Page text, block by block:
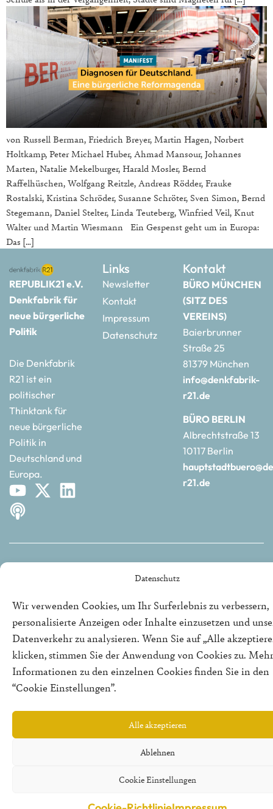
Datenschutz
Wir verwenden Cookies, um Ihr Surferlebnis zu verbessern,
personalisierte Anzeigen oder Inhalte einzusetzen und
Datenverkehr zu analysieren. Wenn Sie auf „Alle
klicken, stimmen Sie der Anwendung von Cookies zu. Mehr
Informationen zu den einzelnen Cookies finden Sie in den
“Cookie Einstellungen”.
Alle akzeptieren
Ablehnen
Cookie Einstellungen
von Russell Berman, Friedrich Breyer, Martin Hagen, Norbert
Holtkamp, Peter Michael Huber, Ahmad Mansour, Johannes
Marten, Natalie Mekelburger, Harald Mosler, Bernd
Raffelhüschen, Wolfgang Reitzle, Andreas Rödder, Frauke
Rostalski, Kristina Schröder, Susanne Schröter, Sven Simon, Bernd
Stegemann, Daniel Stelter, Linda Teuteberg, Winfried Veil, Knut
Walter und Martin Wiesmann Ein Gespenst geht um in Europa:
Das […]
REPUBLIK21 e.V.
Denkfabrik für
neue bürgerliche
Politik
Die Denkfabrik
R21 ist ein
politischer
Thinktank für
neue bürgerliche
Politik in
Deutschland und
Europa.
Links
Newsletter
Kontakt
Impressum
Datenschutz
Kontakt
BÜRO MÜNCHEN
(SITZ DES
VEREINS)
Baierbrunner
Straße 25
81379 München
info@denkfabrik-
r21.de
BÜRO BERLIN
Albrechtstraße 13
10117 Berlin
r21.de